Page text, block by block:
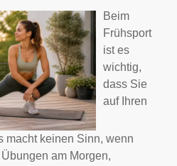
Beim
Frühsport
ist es
wichtig,
dass Sie
auf Ihren
macht keinen Sinn, wenn
am Morgen,